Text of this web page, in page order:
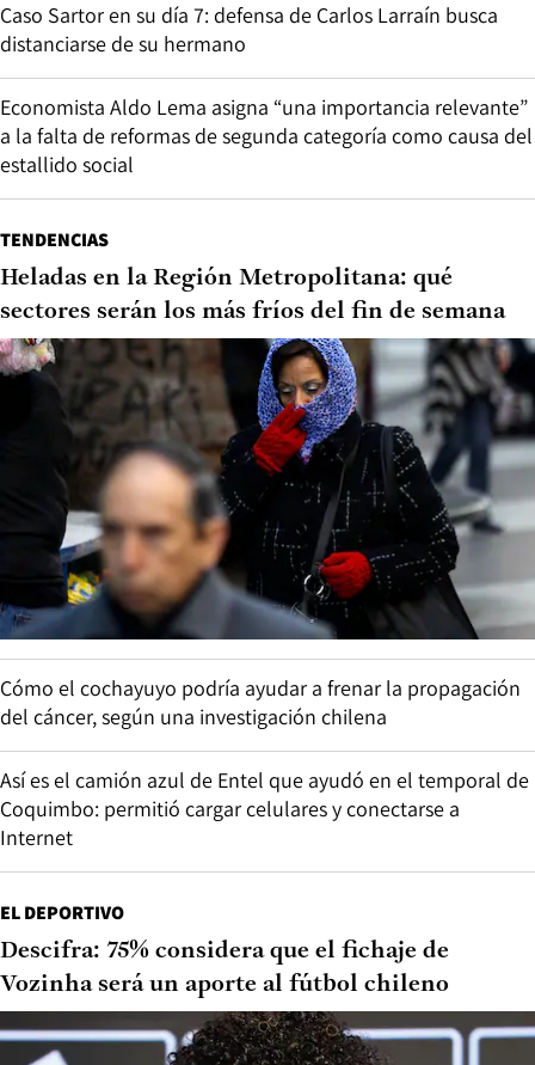
Caso Sartor en su día 7: defensa de Carlos Larraín busca
distanciarse de su hermano
Economista Aldo Lema asigna “una importancia relevante”
a la falta de reformas de segunda categoría como causa del
estallido social
TENDENCIAS
Heladas en la Región Metropolitana: qué
sectores serán los más fríos del fin de semana
Cómo el cochayuyo podría ayudar a frenar la propagación
del cáncer, según una investigación chilena
Así es el camión azul de Entel que ayudó en el temporal de
Coquimbo: permitió cargar celulares y conectarse a
Internet
EL DEPORTIVO
Descifra: 75% considera que el fichaje de
Vozinha será un aporte al fútbol chileno